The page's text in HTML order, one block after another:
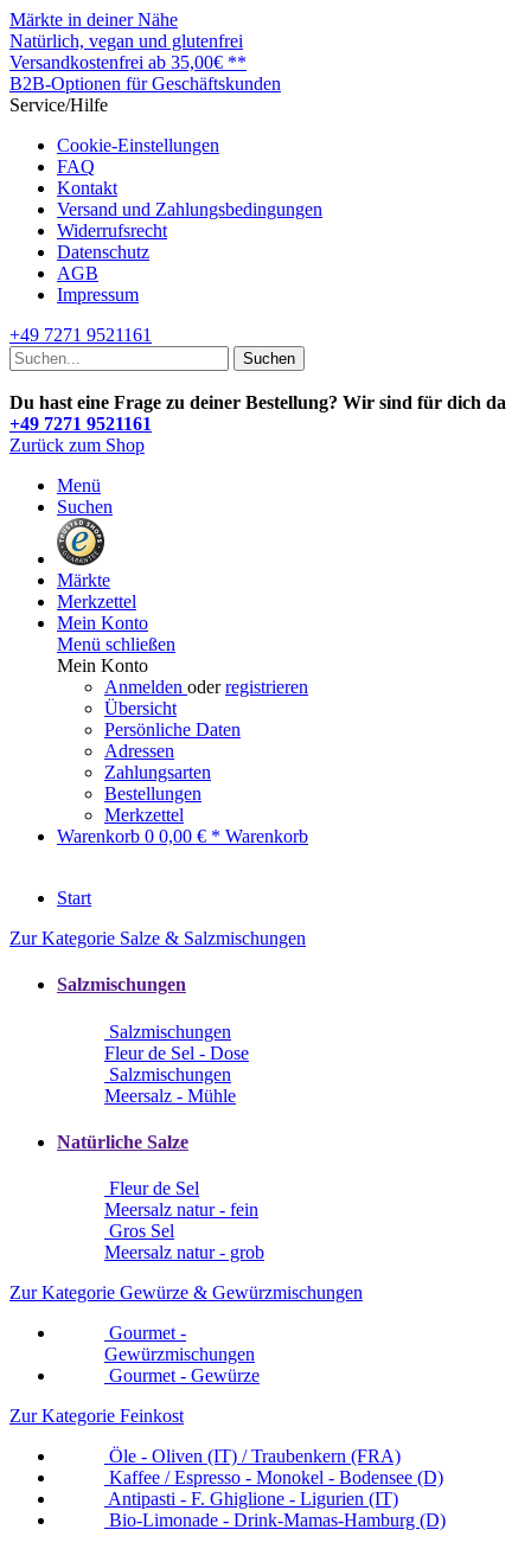
Märkte in deiner Nähe
Natürlich, vegan und glutenfrei
Versandkostenfrei ab 35,00€ **
B2B-Optionen für Geschäftskunden
Service/Hilfe
Cookie-Einstellungen
FAQ
Kontakt
Versand und Zahlungsbedingungen
Widerrufsrecht
Datenschutz
AGB
Impressum
+49 7271 9521161
Suchen
Du hast eine Frage zu deiner Bestellung? Wir sind für dich da
+49 7271 9521161
Zurück zum Shop
Menü
Suchen
Märkte
Merkzettel
Mein Konto
Menü schließen
Mein Konto
Anmelden oderregistrieren
Übersicht
Persönliche Daten
Adressen
Zahlungsarten
Bestellungen
Merkzettel
Warenkorb 0 0,00 € * Warenkorb
Start
Zur Kategorie Salze & Salzmischungen
Salzmischungen
Salzmischungen
Fleur de Sel - Dose
Salzmischungen
Meersalz - Mühle
Natürliche Salze
Fleur de Sel
Meersalz natur - fein
Gros Sel
Meersalz natur - grob
Zur Kategorie Gewürze & Gewürzmischungen
Gourmet -
Gewürzmischungen
Gourmet - Gewürze
Zur Kategorie Feinkost
Öle - Oliven (IT) / Traubenkern (FRA)
Kaffee / Espresso - Monokel - Bodensee (D)
Antipasti - F. Ghiglione - Ligurien (IT)
Bio-Limonade - Drink-Mamas-Hamburg (D)